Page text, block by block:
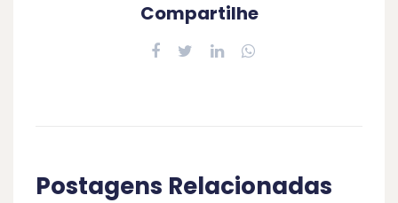
Compartilhe
Postagens Relacionadas